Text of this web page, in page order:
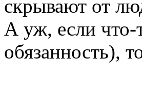
скрывают от
А уж, если что-
обязанность),